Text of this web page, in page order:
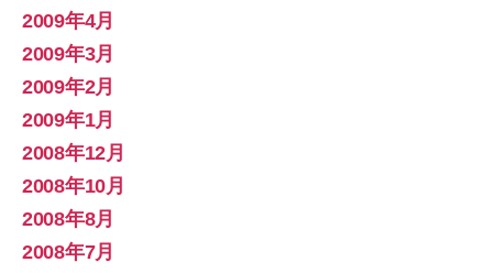
2009年4月
2009年3月
2009年2月
2009年1月
2008年12月
2008年10月
2008年8月
2008年7月